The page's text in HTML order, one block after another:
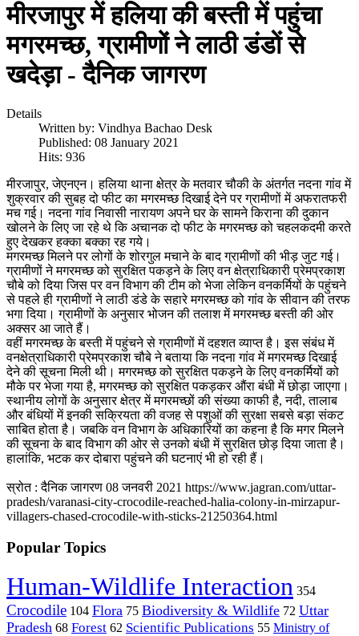
मीरजापुर में हलिया की बस्ती में पहुंचा
मगरमच्छ, ग्रामीणों ने लाठी डंडाें से
खदेड़ा - दैनिक जागरण
Details
Written by: Vindhya Bachao Desk
Published: 08 January 2021
Hits: 936
मीरजापुर, जेएनएन। हलिया थाना क्षेत्र के मतवार चौकी के अंतर्गत नदना गांव में
शुक्रवार की सुबह दो फीट का मगरमच्छ दिखाई देने पर ग्रामीणों में अफरातफरी
मच गई। नदना गांव निवासी नारायण अपने घर के सामने किराना की दुकान
खोलने के लिए जा रहे थे कि अचानक दो फीट के मगरमच्छ को चहलकदमी करते
हुए देखकर हक्का बक्का रह गये।
मगरमच्‍छ मिलने पर लोगों के शोरगुल मचाने के बाद ग्रामीणों की भीड़ जुट गई।
ग्रामीणों ने मगरमच्छ को सुरक्षित पकड़ने के लिए वन क्षेत्राधिकारी प्रेमप्रकाश
चौबे को दिया जिस पर वन विभाग की टीम को भेजा लेकिन वनकर्मियों के पहुंचने
से पहले ही ग्रामीणों ने लाठी डंडे के सहारे मगरमच्छ को गांव के सीवान की तरफ
भगा दिया। ग्रामीणों के अनुसार भोजन की तलाश में मगरमच्‍छ बस्‍ती की ओर
अक्‍सर आ जाते हैं।
वहीं मगरमच्छ के बस्ती में पहुंचने से ग्रामीणों में दहशत व्याप्त है। इस संबंध में
वनक्षेत्राधिकारी प्रेमप्रकाश चौबे ने बताया कि नदना गांव में मगरमच्छ दिखाई
देने की सूचना मिली थी। मगरमच्छ को सुरक्षित पकड़ने के लिए वनकर्मियों को
मौके पर भेजा गया है, मगरमच्छ को सुरक्षित पकड़कर औंरा बंधी में छोड़ा जाएगा।
स्‍थानीय लोगों के अनुसार क्षेत्र में मगरमच्‍छों की संख्‍या काफी है, नदी, तालाब
और बंधियों में इनकी सक्रियता की वजह से पशुओं की सुरक्षा सबसे बड़ा संकट
साबित होता है। जबकि वन विभाग के अधिकारियों का कहना है कि मगर मिलने
की सूचना के बाद विभाग की ओर से उनको बंधी में सुरक्षित छोड़ दिया जाता है।
हालांकि, भटक कर दोबारा पहुंचने की घटनाएं भी हो रही हैं।
स्रोत : दैनिक जागरण 08 जनवरी 2021 https://www.jagran.com/uttar-
pradesh/varanasi-city-crocodile-reached-halia-colony-in-mirzapur-
villagers-chased-crocodile-with-sticks-21250364.html
Popular Topics
Human-Wildlife Interaction 354
Crocodile 104 Flora 75 Biodiversity & Wildlife 72 Uttar
Pradesh 68 Forest 62 Scientific Publications 55 Ministry of